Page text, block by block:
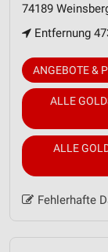
74189
Entfernung
ANGEBOTE &
ALLE
ALLE
Fehlerhafte